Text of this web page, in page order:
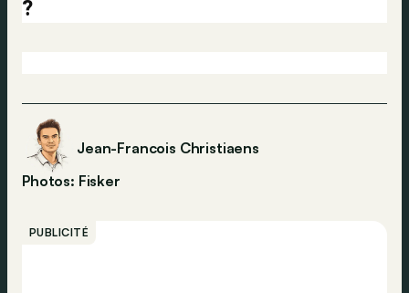
?
Jean-Francois Christiaens
Photos: Fisker
PUBLICITÉ